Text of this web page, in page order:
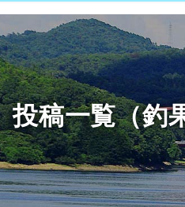
投稿一覧（釣